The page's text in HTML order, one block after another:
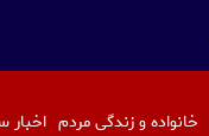
خانواده و زندگی مردم